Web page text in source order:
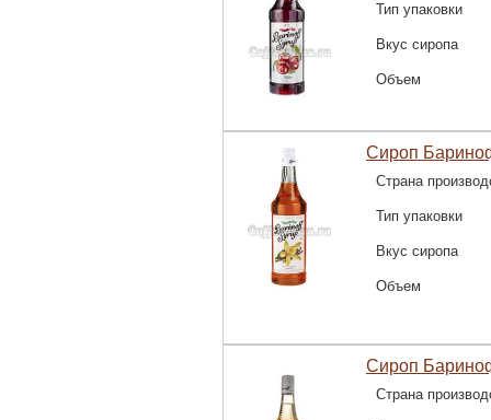
Тип упаковки
Вкус сиропа
Объем
Сироп
Страна
Тип упаковки
Вкус сиропа
Объем
Сироп
Страна